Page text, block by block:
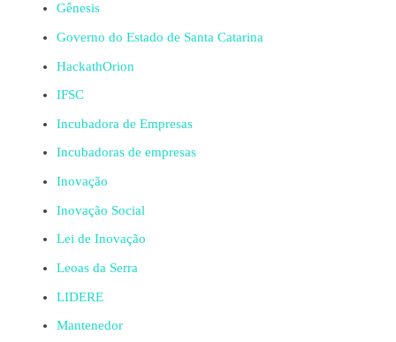
Gênesis
Governo do Estado de Santa Catarina
HackathOrion
IFSC
Incubadora de Empresas
Incubadoras de empresas
Inovação
Inovação Social
Lei de Inovação
Leoas da Serra
LIDERE
Mantenedor